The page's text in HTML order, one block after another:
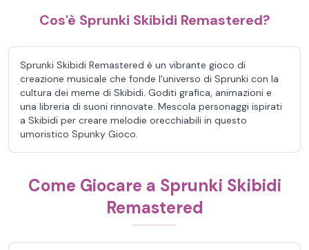
Cos'è Sprunki Skibidi Remastered?
Sprunki Skibidi Remastered è un vibrante gioco di
creazione musicale che fonde l'universo di Sprunki con la
cultura dei meme di Skibidi. Goditi grafica, animazioni e
una libreria di suoni rinnovate. Mescola personaggi ispirati
a Skibidi per creare melodie orecchiabili in questo
umoristico Spunky Gioco.
Come Giocare a Sprunki Skibidi
Remastered